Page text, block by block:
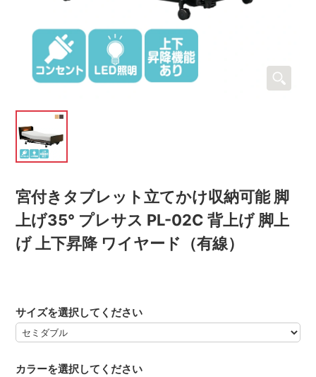
宮付きタブレット立てかけ収納可能 脚
上げ35° プレサス PL-02C 背上げ 脚上
げ 上下昇降 ワイヤード（有線）
カラーを選択してください
サイズを選択してください